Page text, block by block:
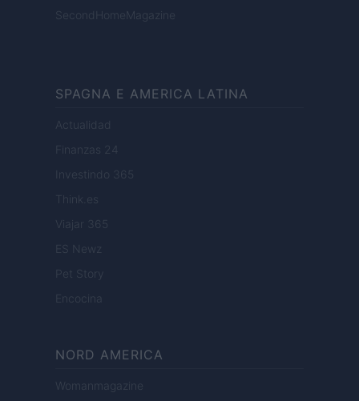
SecondHomeMagazine
SPAGNA E AMERICA LATINA
Actualidad
Finanzas 24
Investindo 365
Think.es
Viajar 365
ES Newz
Pet Story
Encocina
NORD AMERICA
Womanmagazine